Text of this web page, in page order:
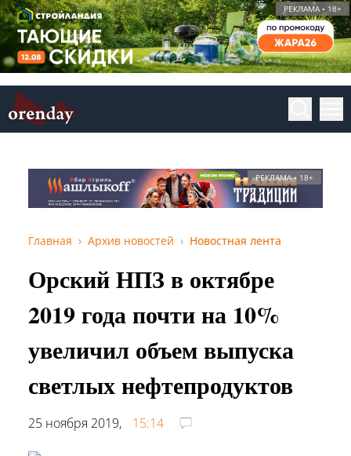
РЕКЛАМА • 18+
РЕКЛАМА • 18+
Главная Архив новостей Новостная лента
Орский НПЗ в октябре
2019 года почти на 10%
увеличил объем выпуска
светлых нефтепродуктов
25 ноября 2019, 15:14